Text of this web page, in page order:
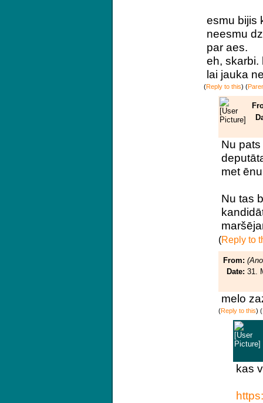
esmu bijis
neesmu
par aes.
eh, skarbi.
lai jauka
(Reply to this) (
Nu
met
Nu tas
(Reply to
From:
Date: 31.
melo
(Reply to this) (
kas